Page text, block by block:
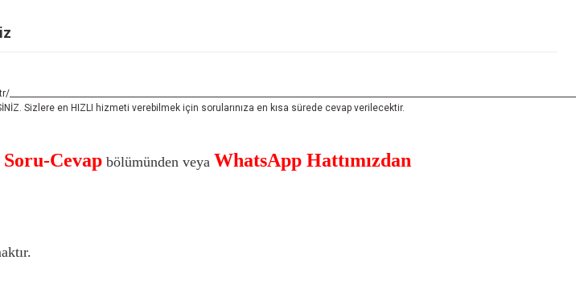
Sizlere en HIZLI hizmeti verebilmek için sorularınıza en kısa sürede cevap verilecektir.
Soru-Cevap bölümünden veya WhatsApp Hattımızdan